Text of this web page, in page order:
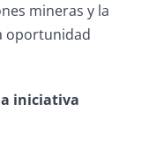
mineras y la
oportunidad
iniciativa